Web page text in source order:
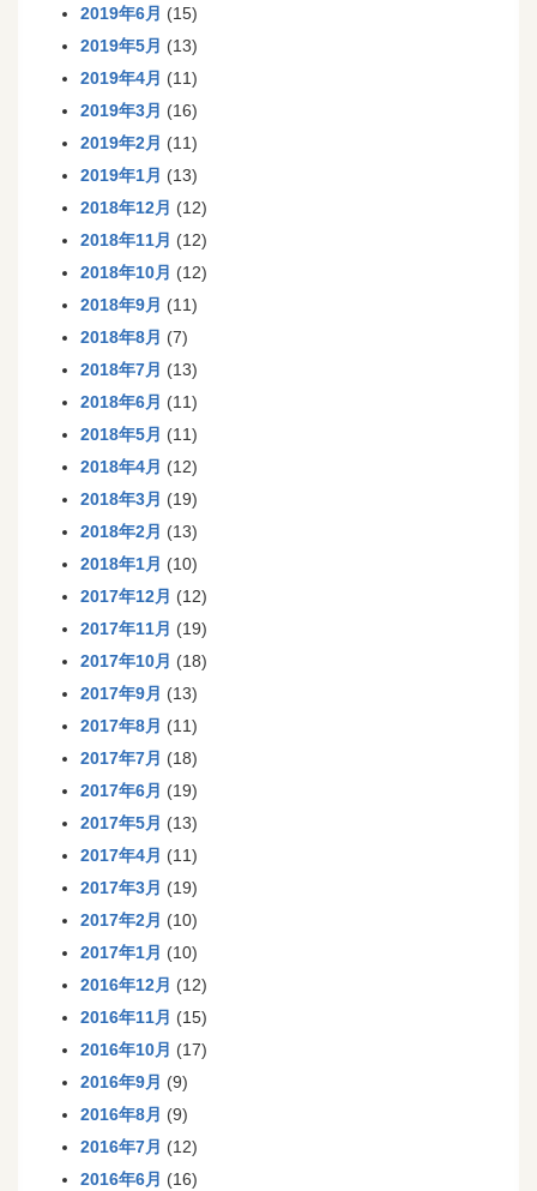
2019年6月 (15)
2019年5月 (13)
2019年4月 (11)
2019年3月 (16)
2019年2月 (11)
2019年1月 (13)
2018年12月 (12)
2018年11月 (12)
2018年10月 (12)
2018年9月 (11)
2018年8月 (7)
2018年7月 (13)
2018年6月 (11)
2018年5月 (11)
2018年4月 (12)
2018年3月 (19)
2018年2月 (13)
2018年1月 (10)
2017年12月 (12)
2017年11月 (19)
2017年10月 (18)
2017年9月 (13)
2017年8月 (11)
2017年7月 (18)
2017年6月 (19)
2017年5月 (13)
2017年4月 (11)
2017年3月 (19)
2017年2月 (10)
2017年1月 (10)
2016年12月 (12)
2016年11月 (15)
2016年10月 (17)
2016年9月 (9)
2016年8月 (9)
2016年7月 (12)
2016年6月 (16)